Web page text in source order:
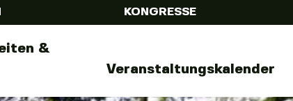
KONGRESSE
&
Veranstaltungskalender